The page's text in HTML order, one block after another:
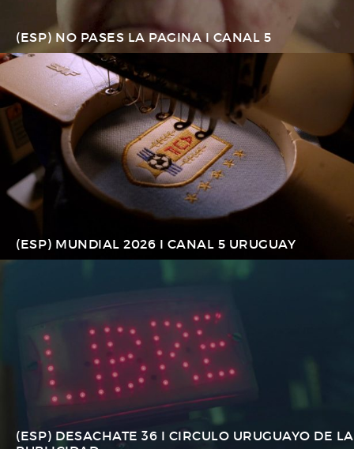
(ESP) NO PASES LA PAGINA I CANAL 5
(ESP) MUNDIAL 2026 I CANAL 5 URUGUAY
(ESP) DESACHATE 36 I CIRCULO URUGUAYO DE LA